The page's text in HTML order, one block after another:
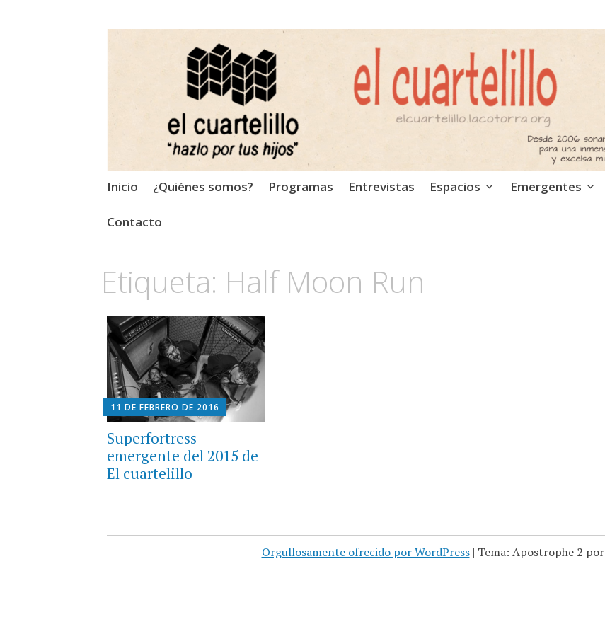
El Cuartelillo
Programa de radio de música independiente. Podcast
Saltar
contenido
Inicio ¿Quiénes somos? Programas Entrevistas Espacios Emergentes
Contacto
Etiqueta: Half Moon Run
11 DE FEBRERO DE 2016
Superfortress
emergente del 2015 de
El cuartelillo
Orgullosamente ofrecido por WordPress | Tema: Apostrophe 2 por